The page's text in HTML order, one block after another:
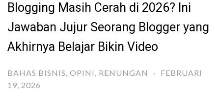
Blogging Masih Cerah di 2026? Ini
Jawaban Jujur Seorang Blogger yang
Akhirnya Belajar Bikin Video
BAHAS BISNIS, OPINI , RENUNGAN ·
FEBRUARI
19, 2026